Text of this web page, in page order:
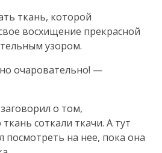
ткань, которой
восхищение прекрасной
узором.
очаровательно! —
о том,
соткали ткачи. А тут
посмотреть на нее, пока она